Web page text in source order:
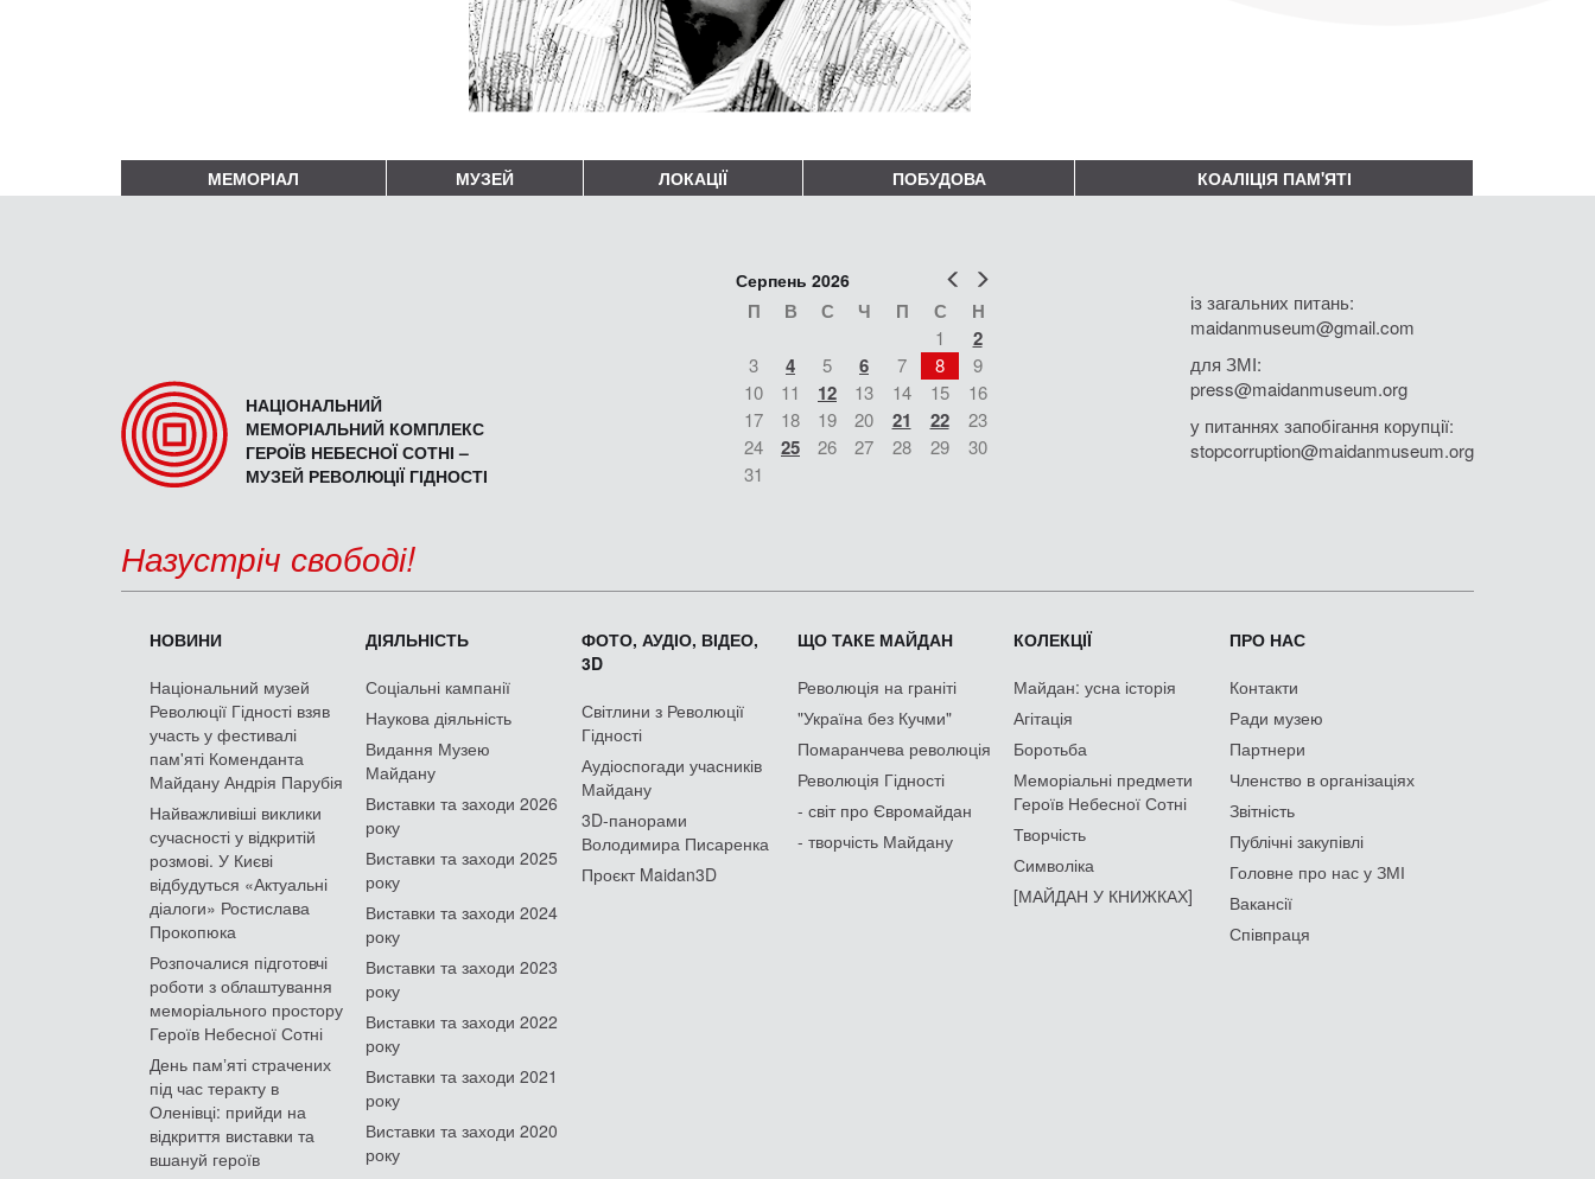
МЕМОРІАЛ МУЗЕЙ ЛОКАЦІЇ ПОБУДОВА КОАЛІЦІЯ ПАМ'ЯТІ
НАЦІОНАЛЬНИЙ
МЕМОРІАЛЬНИЙ КОМПЛЕКС
ГЕРОЇВ НЕБЕСНОЇ СОТНІ –
МУЗЕЙ РЕВОЛЮЦІЇ ГІДНОСТІ
Попер
Серпень 2026
П В С Ч П С Н
1 2
3 4 5 6 7 8
9
10
11 12 13 14 15
16
17
18 19 20 21 22
23
24
25 26 27 28 29
30
31
із загальних питань:
maidanmuseum@gmail.com
для ЗМІ:
press@maidanmuseum.org
у питаннях запобігання корупції:
stopcorruption@maidanmuseum.org
Назустріч свободі!
НОВИНИ
Національний музей
Революції Гідності взяв
участь у фестивалі
пам'яті Коменданта
Майдану Андрія Парубія
Найважливіші виклики
сучасності у відкритій
розмові. У Києві
відбудуться «Актуальні
діалоги» Ростислава
Прокопюка
Розпочалися підготовчі
роботи з облаштування
меморіального простору
Героїв Небесної Сотні
День памʼяті страчених
під час теракту в
Оленівці: прийди на
відкриття виставки та
вшануй героїв
ДІЯЛЬНІСТЬ
Соціальні кампанії
Наукова діяльність
Видання Музею
Майдану
Виставки та заходи 2026
року
Виставки та заходи 2025
року
Виставки та заходи 2024
року
Виставки та заходи 2023
року
Виставки та заходи 2022
року
Виставки та заходи 2021
року
Виставки та заходи 2020
року
ФОТО, АУДІО, ВІДЕО,
3D
Світлини з Революції
Гідності
Аудіоспогади учасників
Майдану
3D-панорами
Володимира Писаренка
Проєкт Maidan3D
ЩО ТАКЕ МАЙДАН
Революція на граніті
"Україна без Кучми"
Помаранчева революція
Революція Гідності
- світ про Євромайдан
- творчість Майдану
КОЛЕКЦІЇ
Майдан: усна історія
Агітація
Боротьба
Меморіальні предмети
Героїв Небесної Сотні
Творчість
Символіка
[МАЙДАН У КНИЖКАХ]
ПРО НАС
Контакти
Ради музею
Партнери
Членство в організаціях
Звітність
Публічні закупівлі
Головне про нас у ЗМІ
Вакансії
Співпраця